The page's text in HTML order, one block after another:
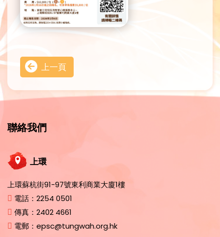
上一頁
聯絡我們
上環
上環蘇杭街91-97號東利商業大廈1樓
電話： 2254 0501
傳真： 2402 4661
電郵： epsc@tungwah.org.hk